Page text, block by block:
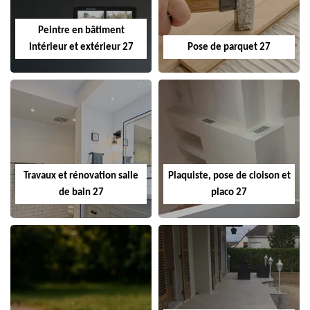
Peintre en bâtiment
intérieur et extérieur 27
Pose de parquet 27
Travaux et rénovation salle
de bain 27
Plaquiste, pose de cloison et
placo 27